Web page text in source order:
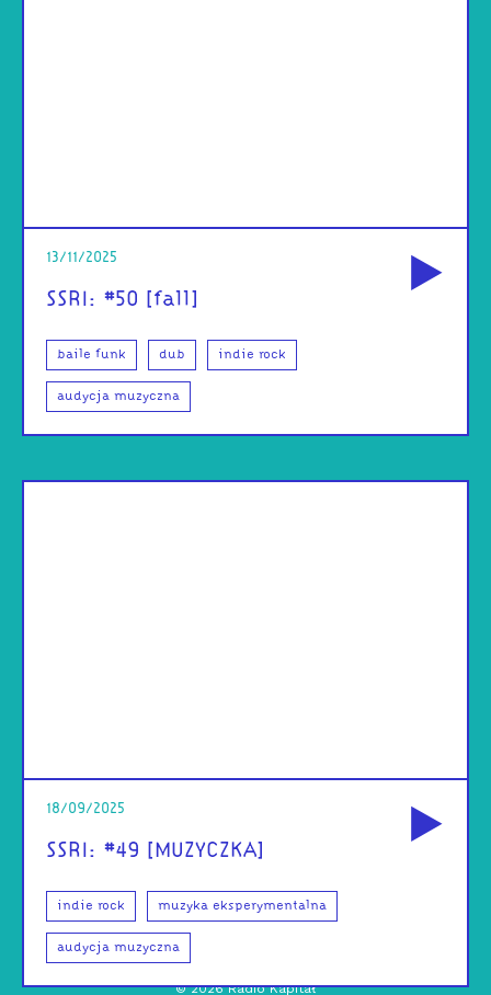
13/11/2025
SSRI: #50 [fall]
baile funk dub indie rock
audycja muzyczna
18/09/2025
SSRI: #49 [MUZYCZKA]
indie rock muzyka eksperymentalna
audycja muzyczna
©2026 Radio Kapitał